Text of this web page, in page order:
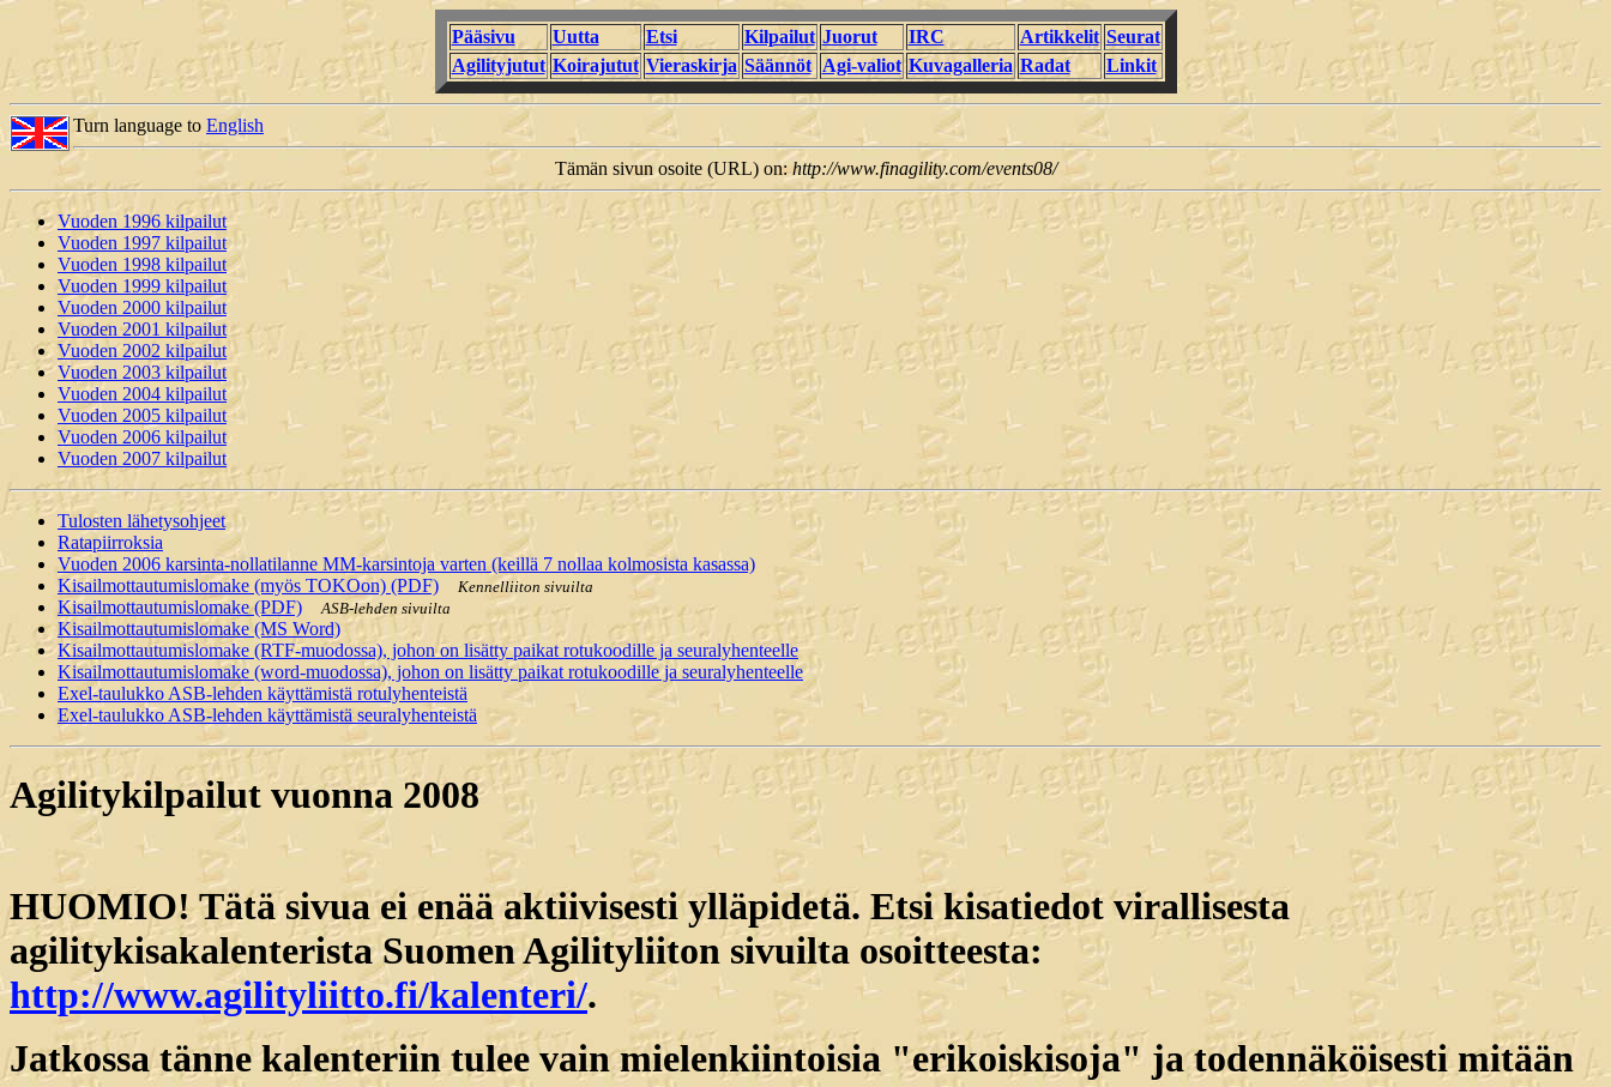
Pääsivu Uutta Etsi Kilpailut Juorut IRC Artikkelit Seurat
Agilityjutut Koirajutut Vieraskirja Säännöt Agi-valiot Kuvagalleria Radat Linkit
Turn language to English
Tämän sivun osoite (URL) on:http://www.finagility.com/events08/
Vuoden 1996 kilpailut
Vuoden 1997 kilpailut
Vuoden 1998 kilpailut
Vuoden 1999 kilpailut
Vuoden 2000 kilpailut
Vuoden 2001 kilpailut
Vuoden 2002 kilpailut
Vuoden 2003 kilpailut
Vuoden 2004 kilpailut
Vuoden 2005 kilpailut
Vuoden 2006 kilpailut
Vuoden 2007 kilpailut
Tulosten lähetysohjeet
Ratapiirroksia
Vuoden 2006 karsinta-nollatilanne MM-karsintoja varten (keillä 7 nollaa kolmosista kasassa)
Kisailmottautumislomake (myös TOKOon) (PDF)
Kennelliiton sivuilta
Kisailmottautumislomake (PDF) ASB-lehden sivuilta
Kisailmottautumislomake (MS Word)
Kisailmottautumislomake (RTF-muodossa), johon on lisätty paikat rotukoodille ja seuralyhenteelle
Kisailmottautumislomake (word-muodossa), johon on lisätty paikat rotukoodille ja seuralyhenteelle
Exel-taulukko ASB-lehden käyttämistä rotulyhenteistä
Exel-taulukko ASB-lehden käyttämistä seuralyhenteistä
Agilitykilpailut vuonna 2008
HUOMIO! Tätä sivua ei enää aktiivisesti ylläpidetä. Etsi kisatiedot virallisesta
agilitykisakalenterista Suomen Agilityliiton sivuilta osoitteesta:
http://www.agilityliitto.fi/kalenteri/.
Jatkossa tänne kalenteriin tulee vain mielenkiintoisia "erikoiskisoja" ja todennäköisesti mitään